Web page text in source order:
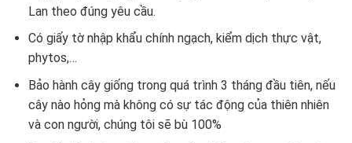
Lan theo đúng yêu cầu.
Có giấy tờ nhập khẩu chính ngạch, kiểm dịch thực vật,
phytos,…
Bảo hành cây giống trong quá trình 3 tháng đầu tiên, nếu
cây nào hỏng mà không có sự tác động của thiên nhiên
và con người, chúng tôi sẽ bù 100%